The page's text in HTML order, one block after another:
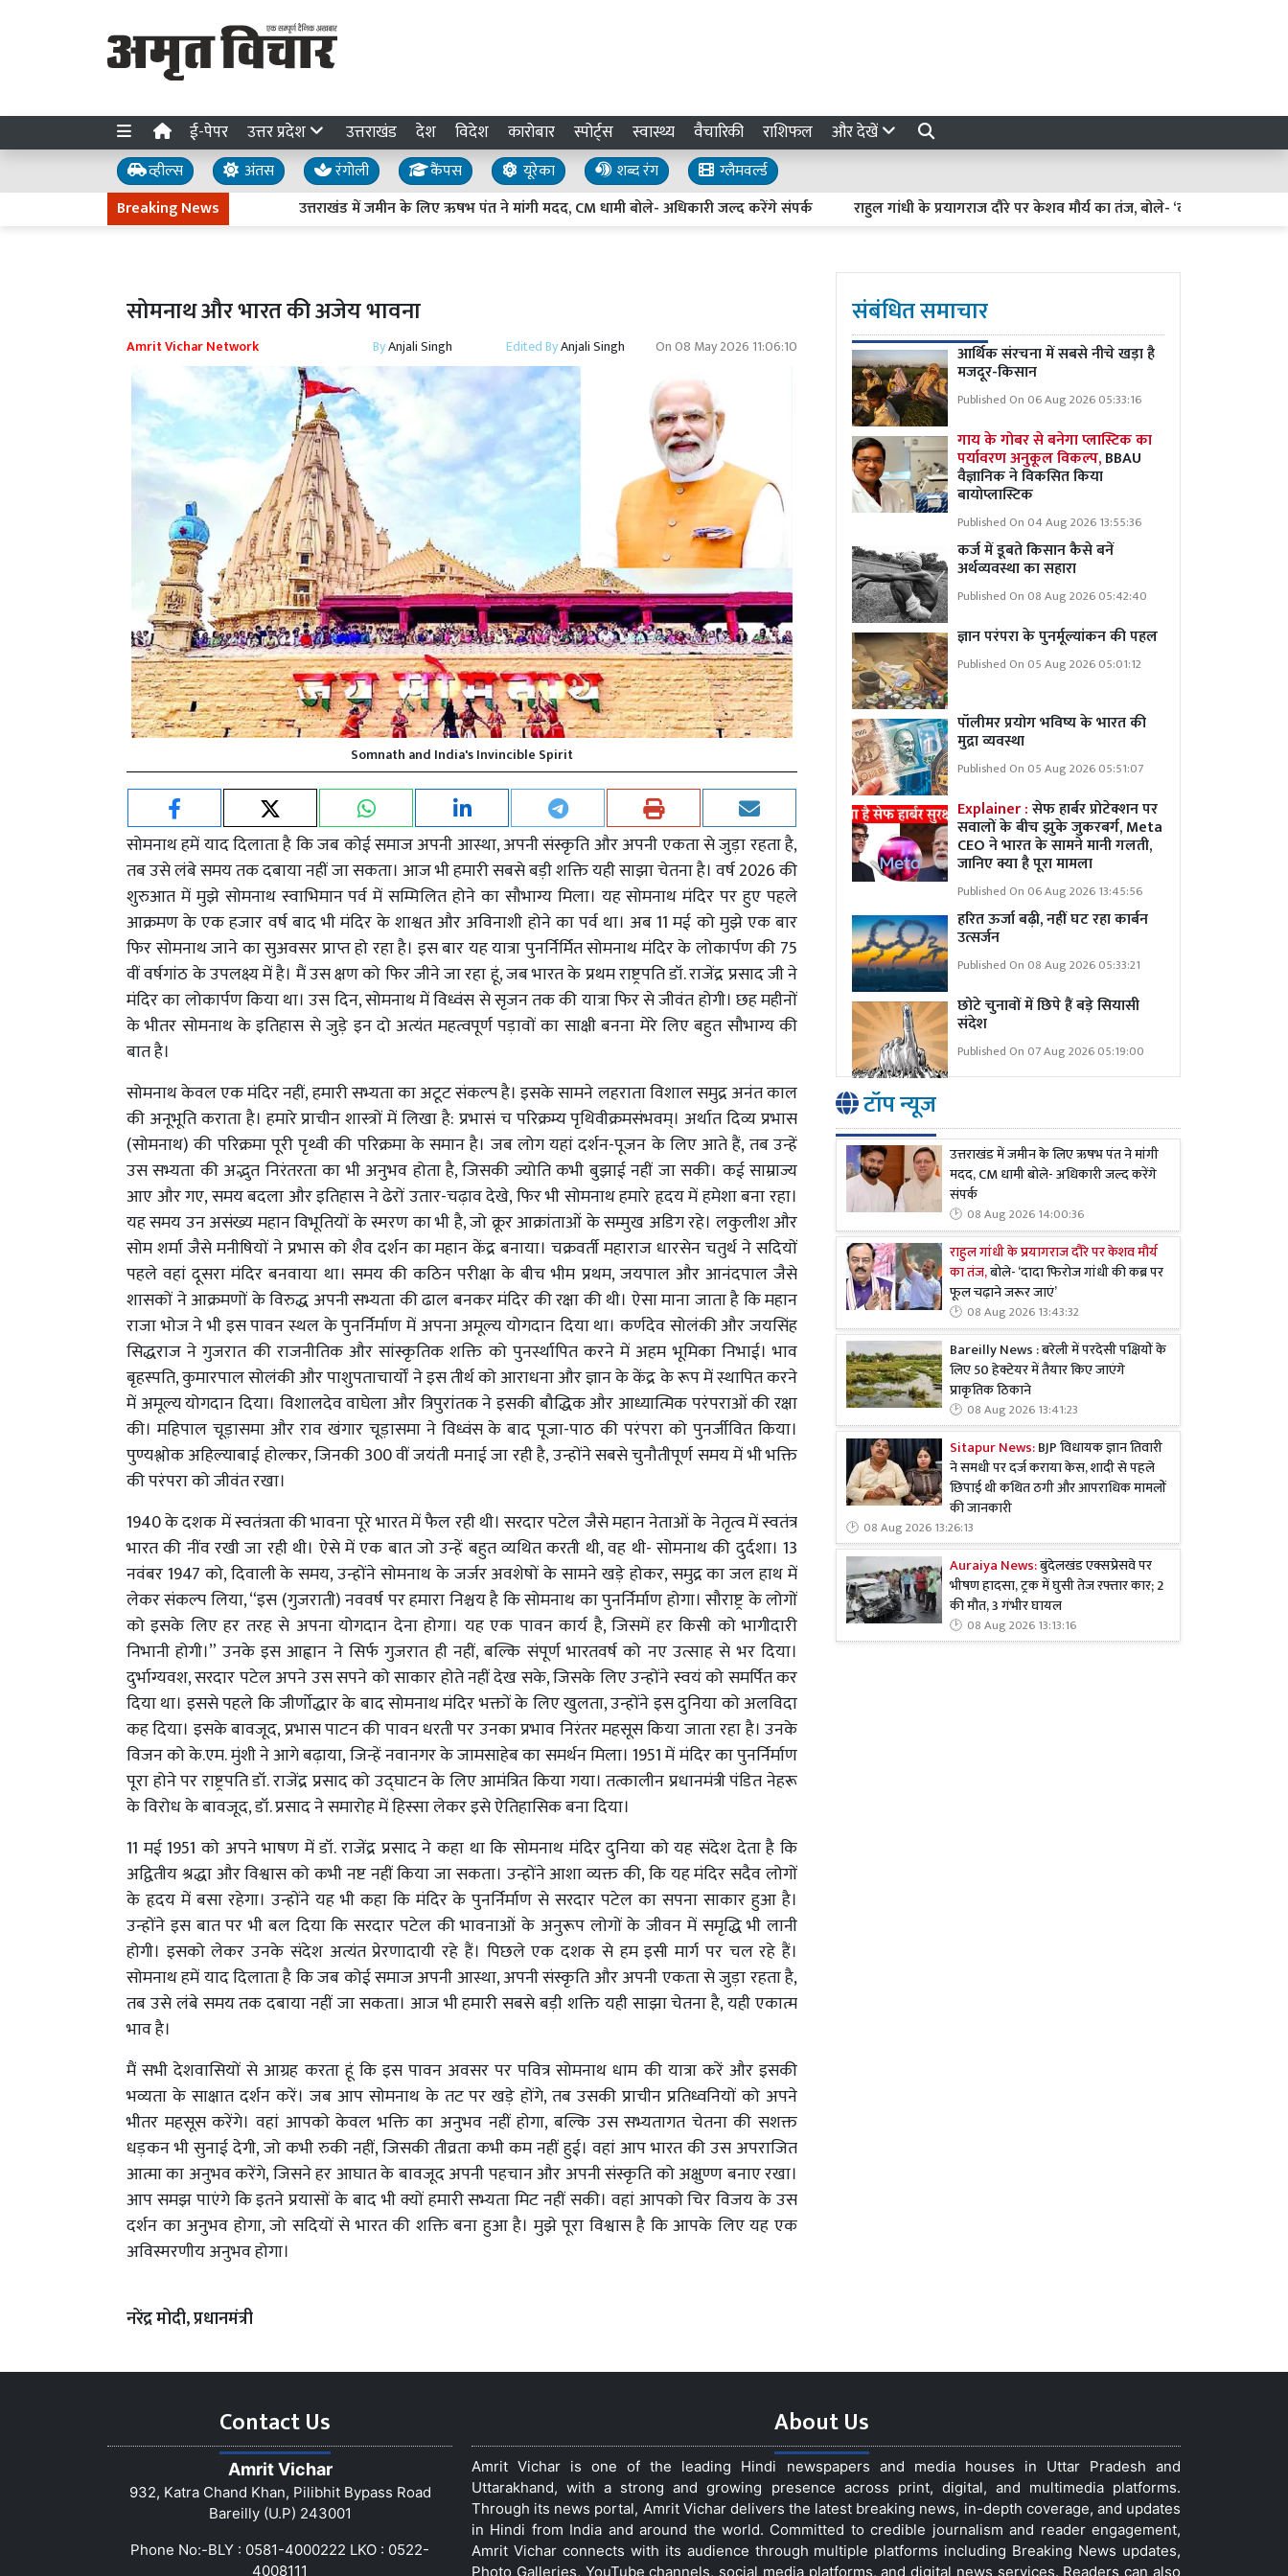
ई-पेपर उत्तर प्रदेश उत्तराखंड देश विदेश कारोबार स्पोर्ट्स स्वास्थ्य वैचारिकी राशिफल और देखें
व्हील्स अंतस रंगोली कैंपस यूरेका शब्द रंग
ग्लैमवर्ल्ड
Breaking News
उत्तराखंड में जमीन के लिए ऋषभ पंत ने मांगी मदद, CM धामी बोले- अधिकारी जल्द करेंगे संपर्क राहुल गांधी के प्रयागराज दौरे पर केशव मौर्य का तंज, बोले- ‘दादा फिरोज गांधी की
सोमनाथ और भारत की अजेय भावना
Amrit Vichar Network ByAnjali Singh Edited ByAnjali Singh On08 May 2026 11:06:10
Somnath and India's Invincible Spirit
सोमनाथ हमें याद दिलाता है कि जब कोई समाज अपनी आस्था, अपनी संस्कृति और अपनी एकता से जुड़ा रहता है,
तब उसे लंबे समय तक दबाया नहीं जा सकता। आज भी हमारी सबसे बड़ी शक्ति यही साझा चेतना है। वर्ष 2026 की
शुरुआत में मुझे सोमनाथ स्वाभिमान पर्व में सम्मिलित होने का सौभाग्य मिला। यह सोमनाथ मंदिर पर हुए पहले
आक्रमण के एक हजार वर्ष बाद भी मंदिर के शाश्वत और अविनाशी होने का पर्व था। अब 11 मई को मुझे एक बार
फिर सोमनाथ जाने का सुअवसर प्राप्त हो रहा है। इस बार यह यात्रा पुनर्निर्मित सोमनाथ मंदिर के लोकार्पण की 75
वीं वर्षगांठ के उपलक्ष्य में है। मैं उस क्षण को फिर जीने जा रहा हूं, जब भारत के प्रथम राष्ट्रपति डॉ. राजेंद्र प्रसाद जी ने
मंदिर का लोकार्पण किया था। उस दिन, सोमनाथ में विध्वंस से सृजन तक की यात्रा फिर से जीवंत होगी। छह महीनों
के भीतर सोमनाथ के इतिहास से जुड़े इन दो अत्यंत महत्वपूर्ण पड़ावों का साक्षी बनना मेरे लिए बहुत सौभाग्य की
बात है।
सोमनाथ केवल एक मंदिर नहीं, हमारी सभ्यता का अटूट संकल्प है। इसके सामने लहराता विशाल समुद्र अनंत काल
की अनूभूति कराता है। हमारे प्राचीन शास्त्रों में लिखा है: प्रभासं च परिक्रम्य पृथिवीक्रमसंभवम्। अर्थात दिव्य प्रभास
(सोमनाथ) की परिक्रमा पूरी पृथ्वी की परिक्रमा के समान है। जब लोग यहां दर्शन-पूजन के लिए आते हैं, तब उन्हें
उस सभ्यता की अद्भुत निरंतरता का भी अनुभव होता है, जिसकी ज्योति कभी बुझाई नहीं जा सकी। कई साम्राज्य
आए और गए, समय बदला और इतिहास ने ढेरों उतार-चढ़ाव देखे, फिर भी सोमनाथ हमारे हृदय में हमेशा बना रहा।
यह समय उन असंख्य महान विभूतियों के स्मरण का भी है, जो क्रूर आक्रांताओं के सम्मुख अडिग रहे। लकुलीश और
सोम शर्मा जैसे मनीषियों ने प्रभास को शैव दर्शन का महान केंद्र बनाया। चक्रवर्ती महाराज धारसेन चतुर्थ ने सदियों
पहले वहां दूसरा मंदिर बनवाया था। समय की कठिन परीक्षा के बीच भीम प्रथम, जयपाल और आनंदपाल जैसे
शासकों ने आक्रमणों के विरुद्ध अपनी सभ्यता की ढाल बनकर मंदिर की रक्षा की थी। ऐसा माना जाता है कि महान
राजा भोज ने भी इस पावन स्थल के पुनर्निर्माण में अपना अमूल्य योगदान दिया था। कर्णदेव सोलंकी और जयसिंह
सिद्धराज ने गुजरात की राजनीतिक और सांस्कृतिक शक्ति को पुनर्स्थापित करने में अहम भूमिका निभाई। भाव
बृहस्पति, कुमारपाल सोलंकी और पाशुपताचार्यों ने इस तीर्थ को आराधना और ज्ञान के केंद्र के रूप में स्थापित करने
में अमूल्य योगदान दिया। विशालदेव वाघेला और त्रिपुरांतक ने इसकी बौद्धिक और आध्यात्मिक परंपराओं की रक्षा
की। महिपाल चूड़ासमा और राव खंगार चूड़ासमा ने विध्वंस के बाद पूजा-पाठ की परंपरा को पुनर्जीवित किया।
पुण्यश्लोक अहिल्याबाई होल्कर, जिनकी 300 वीं जयंती मनाई जा रही है, उन्होंने सबसे चुनौतीपूर्ण समय में भी भक्ति
की परंपरा को जीवंत रखा।
1940 के दशक में स्वतंत्रता की भावना पूरे भारत में फैल रही थी। सरदार पटेल जैसे महान नेताओं के नेतृत्व में स्वतंत्र
भारत की नींव रखी जा रही थी। ऐसे में एक बात जो उन्हें बहुत व्यथित करती थी, वह थी- सोमनाथ की दुर्दशा। 13
नवंबर 1947 को, दिवाली के समय, उन्होंने सोमनाथ के जर्जर अवशेषों के सामने खड़े होकर, समुद्र का जल हाथ में
लेकर संकल्प लिया, “इस (गुजराती) नववर्ष पर हमारा निश्चय है कि सोमनाथ का पुनर्निर्माण होगा। सौराष्ट्र के लोगों
को इसके लिए हर तरह से अपना योगदान देना होगा। यह एक पावन कार्य है, जिसमें हर किसी को भागीदारी
निभानी होगी।” उनके इस आह्वान ने सिर्फ गुजरात ही नहीं, बल्कि संपूर्ण भारतवर्ष को नए उत्साह से भर दिया।
दुर्भाग्यवश, सरदार पटेल अपने उस सपने को साकार होते नहीं देख सके, जिसके लिए उन्होंने स्वयं को समर्पित कर
दिया था। इससे पहले कि जीर्णोद्धार के बाद सोमनाथ मंदिर भक्तों के लिए खुलता, उन्होंने इस दुनिया को अलविदा
कह दिया। इसके बावजूद, प्रभास पाटन की पावन धरती पर उनका प्रभाव निरंतर महसूस किया जाता रहा है। उनके
विजन को के.एम. मुंशी ने आगे बढ़ाया, जिन्हें नवानगर के जामसाहेब का समर्थन मिला। 1951 में मंदिर का पुनर्निर्माण
पूरा होने पर राष्ट्रपति डॉ. राजेंद्र प्रसाद को उद्घाटन के लिए आमंत्रित किया गया। तत्कालीन प्रधानमंत्री पंडित नेहरू
के विरोध के बावजूद, डॉ. प्रसाद ने समारोह में हिस्सा लेकर इसे ऐतिहासिक बना दिया।
11 मई 1951 को अपने भाषण में डॉ. राजेंद्र प्रसाद ने कहा था कि सोमनाथ मंदिर दुनिया को यह संदेश देता है कि
अद्वितीय श्रद्धा और विश्वास को कभी नष्ट नहीं किया जा सकता। उन्होंने आशा व्यक्त की, कि यह मंदिर सदैव लोगों
के हृदय में बसा रहेगा। उन्होंने यह भी कहा कि मंदिर के पुनर्निर्माण से सरदार पटेल का सपना साकार हुआ है।
उन्होंने इस बात पर भी बल दिया कि सरदार पटेल की भावनाओं के अनुरूप लोगों के जीवन में समृद्धि भी लानी
होगी। इसको लेकर उनके संदेश अत्यंत प्रेरणादायी रहे हैं। पिछले एक दशक से हम इसी मार्ग पर चल रहे हैं।
सोमनाथ हमें याद दिलाता है कि जब कोई समाज अपनी आस्था, अपनी संस्कृति और अपनी एकता से जुड़ा रहता है,
तब उसे लंबे समय तक दबाया नहीं जा सकता। आज भी हमारी सबसे बड़ी शक्ति यही साझा चेतना है, यही एकात्म
भाव है।
मैं सभी देशवासियों से आग्रह करता हूं कि इस पावन अवसर पर पवित्र सोमनाथ धाम की यात्रा करें और इसकी
भव्यता के साक्षात दर्शन करें। जब आप सोमनाथ के तट पर खड़े होंगे, तब उसकी प्राचीन प्रतिध्वनियों को अपने
भीतर महसूस करेंगे। वहां आपको केवल भक्ति का अनुभव नहीं होगा, बल्कि उस सभ्यतागत चेतना की सशक्त
धड़कन भी सुनाई देगी, जो कभी रुकी नहीं, जिसकी तीव्रता कभी कम नहीं हुई। वहां आप भारत की उस अपराजित
आत्मा का अनुभव करेंगे, जिसने हर आघात के बावजूद अपनी पहचान और अपनी संस्कृति को अक्षुण्ण बनाए रखा।
आप समझ पाएंगे कि इतने प्रयासों के बाद भी क्यों हमारी सभ्यता मिट नहीं सकी। वहां आपको चिर विजय के उस
दर्शन का अनुभव होगा, जो सदियों से भारत की शक्ति बना हुआ है। मुझे पूरा विश्वास है कि आपके लिए यह एक
अविस्मरणीय अनुभव होगा।
नरेंद्र मोदी, प्रधानमंत्री
संबंधित समाचार
आर्थिक संरचना में सबसे नीचे खड़ा है
मजदूर-किसान
Published On 06 Aug 2026 05:33:16
गाय के गोबर से बनेगा प्लास्टिक का
पर्यावरण अनुकूल विकल्प,BBAU
वैज्ञानिक ने विकसित किया
बायोप्लास्टिक
Published On 04 Aug 2026 13:55:36
कर्ज में डूबते किसान कैसे बनें
अर्थव्यवस्था का सहारा
Published On 08 Aug 2026 05:42:40
ज्ञान परंपरा के पुनर्मूल्यांकन की पहल
Published On 05 Aug 2026 05:01:12
पॉलीमर प्रयोग भविष्य के भारत की
मुद्रा व्यवस्था
Published On 05 Aug 2026 05:51:07
Explainer :सेफ हार्बर प्रोटेक्शन पर
सवालों के बीच झुके जुकरबर्ग, Meta
CEO ने भारत के सामने मानी गलती,
जानिए क्या है पूरा मामला
Published On 06 Aug 2026 13:45:56
हरित ऊर्जा बढ़ी, नहीं घट रहा कार्बन
उत्सर्जन
Published On 08 Aug 2026 05:33:21
छोटे चुनावों में छिपे हैं बड़े सियासी
संदेश
Published On 07 Aug 2026 05:19:00
टॉप न्यूज
उत्तराखंड में जमीन के लिए ऋषभ पंत ने मांगी
मदद, CM धामी बोले- अधिकारी जल्द करेंगे
संपर्क
08 Aug 2026 14:00:36
राहुल गांधी के प्रयागराज दौरे पर केशव मौर्य
का तंज,बोले- ‘दादा फिरोज गांधी की कब्र पर
फूल चढ़ाने जरूर जाएं’
08 Aug 2026 13:43:32
Bareilly News : बरेली में परदेसी पक्षियों के
लिए 50 हेक्टेयर में तैयार किए जाएंगे
प्राकृतिक ठिकाने
08 Aug 2026 13:41:23
Sitapur News:BJP विधायक ज्ञान तिवारी
ने समधी पर दर्ज कराया केस, शादी से पहले
छिपाई थी कथित ठगी और आपराधिक मामलों
की जानकारी
08 Aug 2026 13:26:13
Auraiya News:बुंदेलखंड एक्सप्रेसवे पर
भीषण हादसा, ट्रक में घुसी तेज रफ्तार कार; 2
की मौत, 3 गंभीर घायल
08 Aug 2026 13:13:16
Contact Us
Amrit Vichar
932, Katra Chand Khan, Pilibhit Bypass Road
Bareilly (U.P) 243001
Phone No:-BLY : 0581-4000222 LKO : 0522-
4008111
About Us
Amrit Vichar is one of the leading Hindi newspapers and media houses in Uttar Pradesh and
Uttarakhand, with a strong and growing presence across print, digital, and multimedia platforms.
Through its news portal, Amrit Vichar delivers the latest breaking news, in-depth coverage, and updates
in Hindi from India and around the world. Committed to credible journalism and reader engagement,
Amrit Vichar connects with its audience through multiple platforms including Breaking News updates,
Photo Galleries, YouTube channels, social media platforms, and digital news services. Readers can also